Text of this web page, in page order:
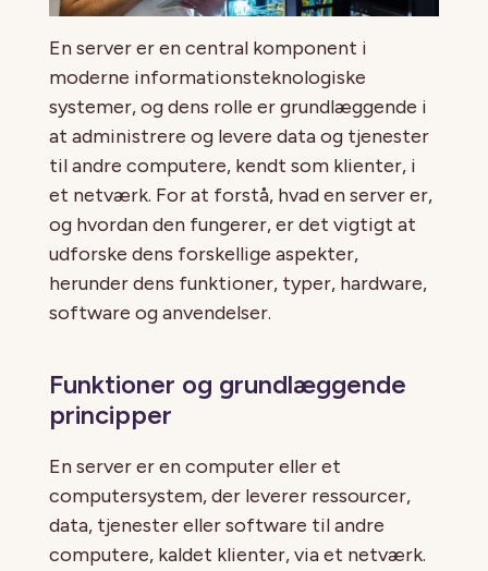
En server er en central komponent i
moderne informationsteknologiske
systemer, og dens rolle er grundlæggende i
at administrere og levere data og tjenester
til andre computere, kendt som klienter, i
et netværk. For at forstå, hvad en server er,
og hvordan den fungerer, er det vigtigt at
udforske dens forskellige aspekter,
herunder dens funktioner, typer, hardware,
software og anvendelser.
Funktioner og grundlæggende
principper
En server er en computer eller et
computersystem, der leverer ressourcer,
data, tjenester eller software til andre
computere, kaldet klienter, via et netværk.